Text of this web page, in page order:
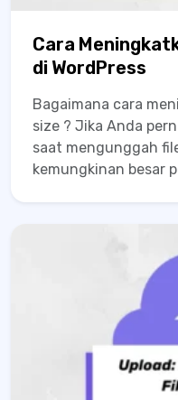
Cara
di WordPress
Bagaimana cara
size ? Jika Anda
saat mengunggah
kemungkinan besar
panduan ini, Anda...